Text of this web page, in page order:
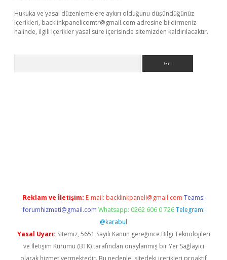
Hukuka ve yasal düzenlemelere aykırı olduğunu düşündüğünüz
içerikleri, backlinkpanelicomtr@gmail.com adresine bildirmeniz
halinde, ilgili içerikler yasal süre içerisinde sitemizden kaldırılacaktır.
Reklam ve İletişim: E-mail: backlinkpaneli@gmail.com Teams:
forumhizmeti@gmail.com Whatsapp: 0262 606 0 726 Telegram:
@karabul
Yasal Uyarı: Sitemiz, 5651 Sayılı Kanun gereğince Bilgi Teknolojileri
ve İletişim Kurumu (BTK) tarafından onaylanmış bir Yer Sağlayıcı
olarak hizmet vermektedir. Bu nedenle, sitedeki içerikleri proaktif